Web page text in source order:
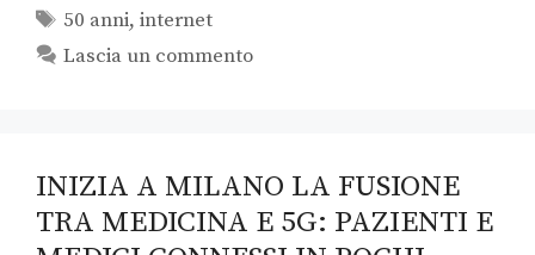
50 anni,internet
Lascia un commento
INIZIA A MILANO LA FUSIONE
TRA MEDICINA E 5G: PAZIENTI E